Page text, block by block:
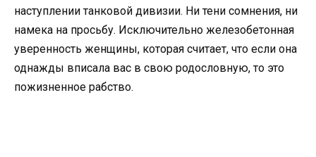
наступлении танковой дивизии. Ни тени сомнения, ни
намека на просьбу. Исключительно железобетонная
уверенность женщины, которая считает, что если она
однажды вписала вас в свою родословную, то это
пожизненное рабство.